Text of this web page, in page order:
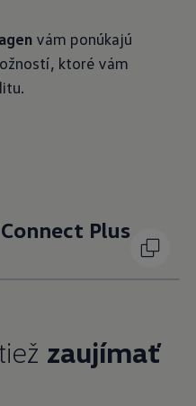
vám ponúkajú
ktoré vám
Plus
zaujímať